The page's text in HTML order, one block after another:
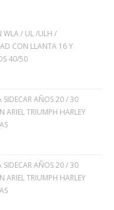
WLA / UL /ULH /
CON LLANTA 16 Y
40/50
SIDECAR AÑOS 20 / 30
ARIEL TRIUMPH HARLEY
SIDECAR AÑOS 20 / 30
ARIEL TRIUMPH HARLEY